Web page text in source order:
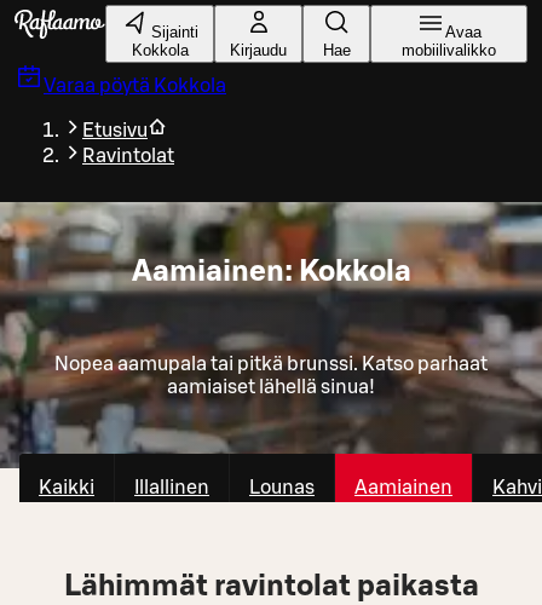
Siirry pääsisältöön
Sijainti
Kokkola
Kirjaudu Hae
Avaa
mobiilivalikko
Varaa pöytä Kokkola
Etusivu
Ravintolat
Aamiainen: Kokkola
Nopea aamupala tai pitkä brunssi. Katso parhaat
aamiaiset lähellä sinua!
Kaikki Illallinen Lounas Aamiainen
Lähimmät ravintolat paikasta